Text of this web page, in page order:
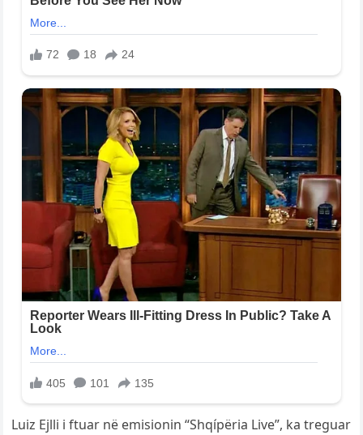
Luiz Ejlli i ftuar në emisionin “Shqípëria Live”, ka treguar